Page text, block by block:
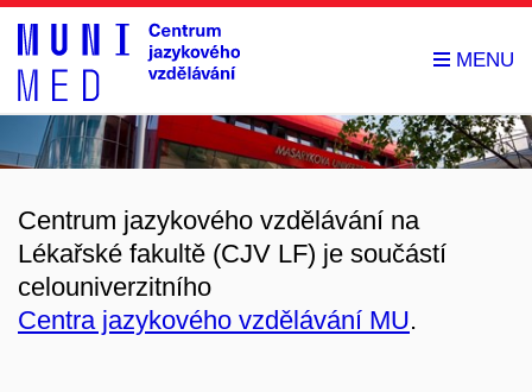
Centrum jazykového vzdělávání na
Lékařské fakultě (CJV LF) je součástí
celouniverzitního
Centra jazykového vzdělávání MU.